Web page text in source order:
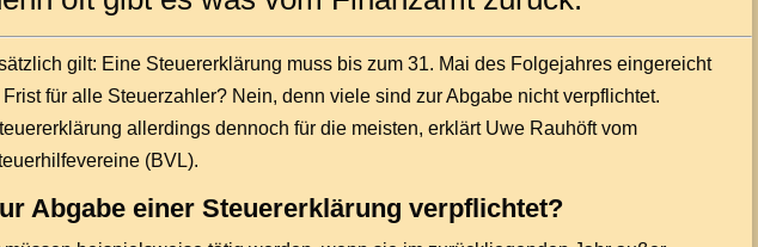
gilt: Eine Steuererklärung muss bis zum 31. Mai des Folgejahres eingereicht
für alle Steuerzahler? Nein, denn viele sind zur Abgabe nicht verpflichtet.
allerdings dennoch für die meisten, erklärt Uwe Rauhöft vom
(BVL).
Abgabe einer Steuererklärung verpflichtet?